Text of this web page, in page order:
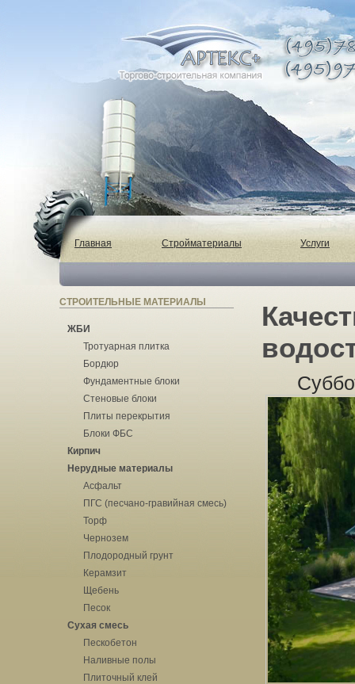
Главная Стройматериалы Услуги
СТРОИТЕЛЬНЫЕ МАТЕРИАЛЫ
ЖБИ
Тротуарная плитка
Бордюр
Фундаментные блоки
Стеновые блоки
Плиты перекрытия
Блоки ФБС
Кирпич
Нерудные материалы
Асфальт
ПГС (песчано-гравийная смесь)
Торф
Чернозем
Плодородный грунт
Керамзит
Щебень
Песок
Сухая смесь
Пескобетон
Наливные полы
Плиточный клей